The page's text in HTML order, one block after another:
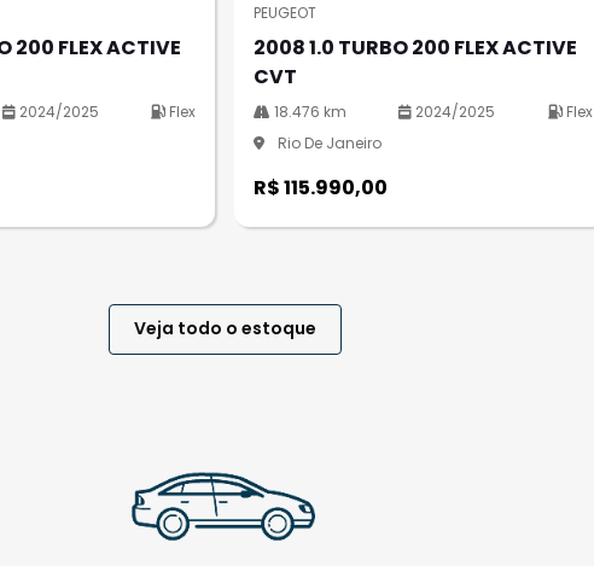
200 FLEX ACTIVE
2024/2025
Flex
PEUGEOT
2008 1.0 TURBO 200 FLEX ACTIVE
CVT
18.476 km 2024/2025
Flex
Rio De Janeiro
R$ 115.990,00
Veja todo o estoque